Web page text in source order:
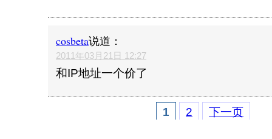
cosbeta说道：
2011年03月21日 12:27
和IP地址一个价了
1 2 下一页